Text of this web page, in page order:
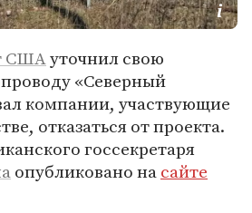
СШАуточнил свою
«Северный
компании, участвующие
отказаться от проекта.
госсекретаря
опубликовано насайте